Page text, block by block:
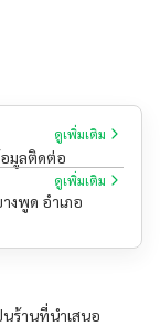
ดูเพิ่มเติม
อมูลติดต่อ
ดูเพิ่มเติม
งพูด อำเภอ
ร้านที่นำเสนอ